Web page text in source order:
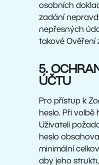
osobních
zadání
nepřesných
takové Ověření
5.
ÚČTU
Pro přístup k
heslo. Při volbě
Uživateli
heslo
minimální
aby jeho